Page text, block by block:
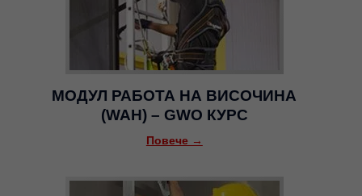
МОДУЛ РАБОТА НА ВИСОЧИНА
(WAH) – GWO КУРС
Повече →